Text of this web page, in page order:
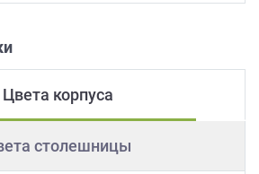
Цвета корпуса
столешницы